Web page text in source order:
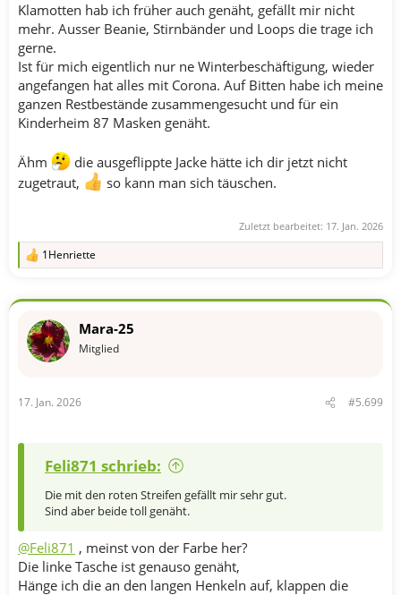
Klamotten hab ich früher auch genäht, gefällt mir nicht
mehr. Ausser Beanie, Stirnbänder und Loops die trage ich
gerne.
Ist für mich eigentlich nur ne Winterbeschäftigung, wieder
angefangen hat alles mit Corona. Auf Bitten habe ich meine
ganzen Restbestände zusammengesucht und für ein
Kinderheim 87 Masken genäht.
Ähm
die ausgeflippte Jacke hätte ich dir jetzt nicht
zugetraut,
so kann man sich täuschen.
Zuletzt bearbeitet: 17. Jan. 2026
R
k
o
:
1Henriette
Mara-25
Mitglied
17. Jan. 2026 #5.699
Feli871 schrieb:
Die mit den roten Streifen gefällt mir sehr gut.
Sind aber beide toll genäht.
@Feli871 , meinst von der Farbe her?
Die linke Tasche ist genauso genäht,
Hänge ich die an den langen Henkeln auf, klappen die